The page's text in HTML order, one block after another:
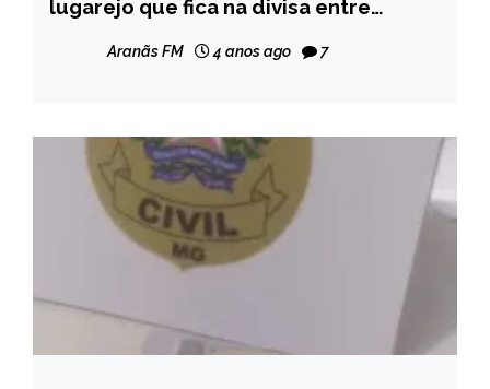
MINAS
lugarejo que fica na divisa entre
Diamantina e Carbonita.
Aranãs FM 4 anos ago 7